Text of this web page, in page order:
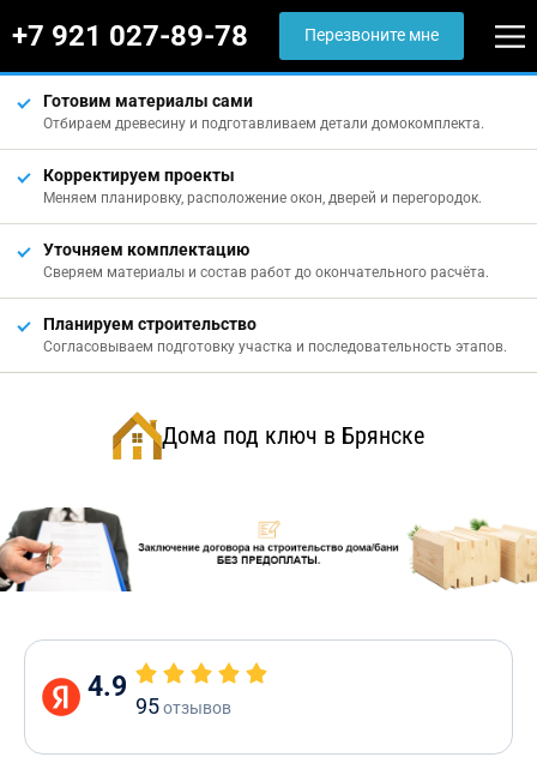
+7 921 027-89-78 Перезвоните мне
Готовим материалы сами
Отбираем древесину и подготавливаем детали домокомплекта.
Корректируем проекты
Меняем планировку, расположение окон, дверей и перегородок.
Уточняем комплектацию
Сверяем материалы и состав работ до окончательного расчёта.
Планируем строительство
Согласовываем подготовку участка и последовательность этапов.
Дома под ключ в Брянске
4.9
95отзывов